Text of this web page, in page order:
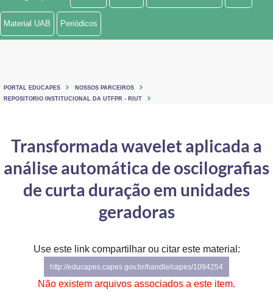
Ministério de Minas e Energia
Ministério do Turismo
Controladoria-Geral da União
Gabinete de Segurança Institucional
Advocacia-Geral da União
Material UAB Periódicos
PORTAL EDUCAPES
NOSSOS PARCEIROS
REPOSITORIO INSTITUCIONAL DA UTFPR - RIUT
Transformada wavelet aplicada a
análise automática de oscilografias
de curta duração em unidades
geradoras
Use este link compartilhar ou citar este material:
http://educapes.capes.gov.br/handle/capes/1094254
Não existem arquivos associados a este item.